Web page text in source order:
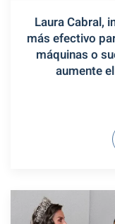
Laura Cabral,
más efectivo
máquinas o
aumente